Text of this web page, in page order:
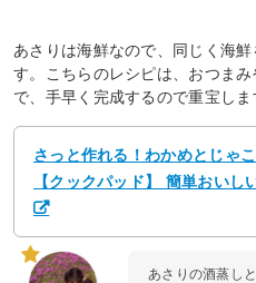
あさりは海鮮なので、同じく海
す。こちらのレシピは、おつま
で、手早く完成するので重宝しま
さっと作れる！わかめとじゃ
【クックパッド】 簡単おい
あさりの酒蒸し